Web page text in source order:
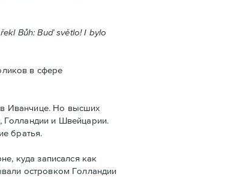
Bůh: Buď světlo! I bylo
в сфере
Иванчице. Но высших
Голландии и Швейцарии.
братья.
куда записался как
островком Голландии